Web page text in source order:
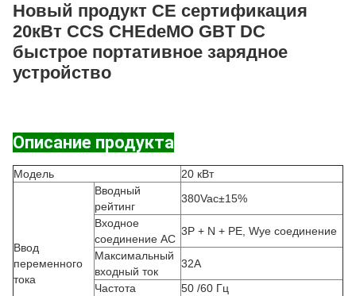
Новый продукт СЕ сертификация
20кВт CCS CHEdeMO GBT DC
быстрое портативное зарядное
устройство
Описание продукта
Модель 20 кВт
Ввод
переменного
тока
Вводный
рейтинг
380Vac±15%
Входное
соединение AC
3P + N + PE, Wye соединение
Максимальный
входный ток
32А
Частота
50 /60 Гц